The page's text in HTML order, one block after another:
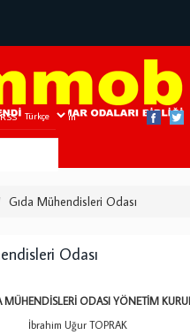
RSS Bize Ulaşın
Gıda Mühendisleri Odası
Odası
ODASI YÖNETİM
Uğur TOPRAK